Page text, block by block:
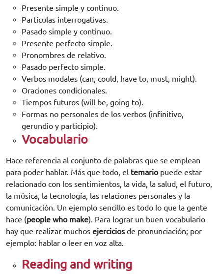
Presente simple y continuo.
Partículas interrogativas.
Pasado simple y continuo.
Presente perfecto simple.
Pronombres de relativo.
Pasado perfecto simple.
Verbos modales (can, could, have to, must, might).
Oraciones condicionales.
Tiempos futuros (will be, going to).
Formas no personales de los verbos (infinitivo,
gerundio y participio).
Vocabulario
Hace referencia al conjunto de palabras que se emplean
para poder hablar. Más que todo, el temariopuede estar
relacionado con los sentimientos, la vida, la salud, el futuro,
la música, la tecnología, las relaciones personales y la
comunicación. Un ejemplo sencillo es todo lo que la gente
hace (people who make). Para lograr un buen vocabulario
hay que realizar muchos ejercicios de pronunciación; por
ejemplo: hablar o leer en voz alta.
Reading and writing